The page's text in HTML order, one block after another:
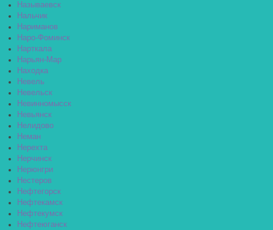
Называевск
Нальчик
Нариманов
Наро-Фоминск
Нарткала
Нарьян-Мар
Находка
Невель
Невельск
Невинномысск
Невьянск
Нелидово
Неман
Нерехта
Нерчинск
Нерюнгри
Нестеров
Нефтегорск
Нефтекамск
Нефтекумск
Нефтеюганск